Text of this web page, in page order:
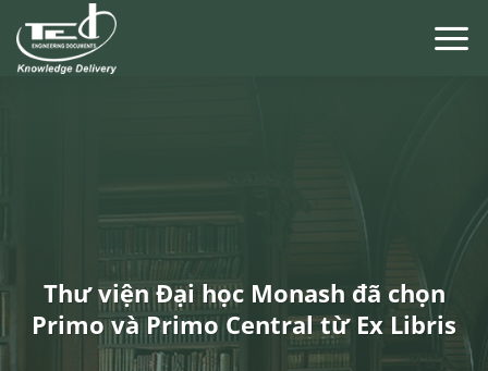
đến
nội
Thư viện Đại học Monash đã chọn
Primo và Primo Central từ Ex Libris